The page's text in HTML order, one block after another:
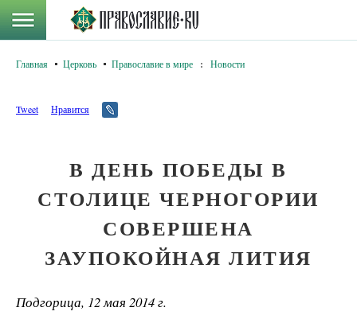
Главная Церковь Православие в мире : Новости
Tweet Нравится
В ДЕНЬ ПОБЕДЫ В
СТОЛИЦЕ ЧЕРНОГОРИИ
СОВЕРШЕНА
ЗАУПОКОЙНАЯ ЛИТИЯ
Подгорица, 12 мая 2014 г.